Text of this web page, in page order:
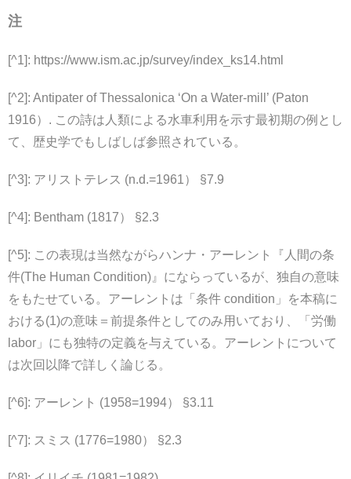
注
[^1]: https://www.ism.ac.jp/survey/index_ks14.html
[^2]: Antipater of Thessalonica ‘On a Water-mill’ (Paton
1916）. この詩は人類による水車利用を示す最初期の例とし
て、歴史学でもしばしば参照されている。
[^3]: アリストテレス (n.d.=1961） §7.9
[^4]: Bentham (1817） §2.3
[^5]: この表現は当然ながらハンナ・アーレント『人間の条
件(The Human Condition)』にならっているが、独自の意味
をもたせている。アーレントは「条件 condition」を本稿に
おける(1)の意味＝前提条件としてのみ用いており、「労働
labor」にも独特の定義を与えている。アーレントについて
は次回以降で詳しく論じる。
[^6]: アーレント (1958=1994） §3.11
[^7]: スミス (1776=1980） §2.3